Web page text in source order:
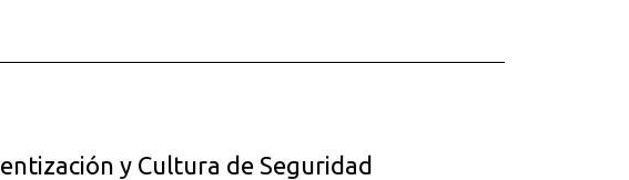
y Cultura de Seguridad